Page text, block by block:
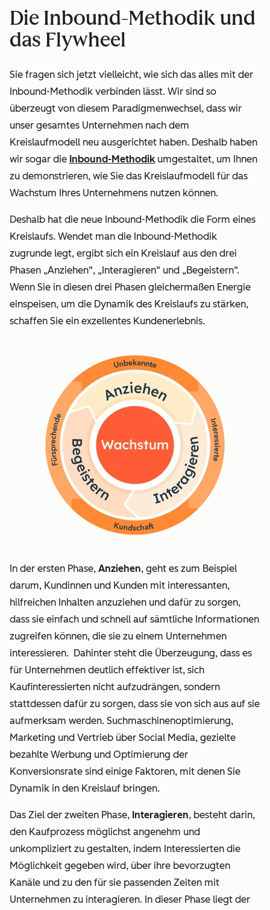
Die Inbound-Methodik und
das Flywheel
Sie fragen sich jetzt vielleicht, wie sich das alles mit der
Inbound-Methodik verbinden lässt. Wir sind so
überzeugt von diesem Paradigmenwechsel, dass wir
unser gesamtes Unternehmen nach dem
Kreislaufmodell neu ausgerichtet haben. Deshalb haben
wir sogar die Inbound-Methodikumgestaltet, um Ihnen
zu demonstrieren, wie Sie das Kreislaufmodell für das
Wachstum Ihres Unternehmens nutzen können.
Deshalb hat die neue Inbound-Methodik die Form eines
Kreislaufs. Wendet man die Inbound-Methodik
zugrunde legt, ergibt sich ein Kreislauf aus den drei
Phasen „Anziehen“, „Interagieren“ und „Begeistern“.
Wenn Sie in diesen drei Phasen gleichermaßen Energie
einspeisen, um die Dynamik des Kreislaufs zu stärken,
schaffen Sie ein exzellentes Kundenerlebnis.
In der ersten Phase, Anziehen, geht es zum Beispiel
darum, Kundinnen und Kunden mit interessanten,
hilfreichen Inhalten anzuziehen und dafür zu sorgen,
dass sie einfach und schnell auf sämtliche Informationen
zugreifen können, die sie zu einem Unternehmen
interessieren. Dahinter steht die Überzeugung, dass es
für Unternehmen deutlich effektiver ist, sich
Kaufinteressierten nicht aufzudrängen, sondern
stattdessen dafür zu sorgen, dass sie von sich aus auf sie
aufmerksam werden. Suchmaschinenoptimierung,
Marketing und Vertrieb über Social Media, gezielte
bezahlte Werbung und Optimierung der
Konversionsrate sind einige Faktoren, mit denen Sie
Dynamik in den Kreislauf bringen.
Das Ziel der zweiten Phase, Interagieren, besteht darin,
den Kaufprozess möglichst angenehm und
unkompliziert zu gestalten, indem Interessierten die
Möglichkeit gegeben wird, über ihre bevorzugten
Kanäle und zu den für sie passenden Zeiten mit
Unternehmen zu interagieren. In dieser Phase liegt der